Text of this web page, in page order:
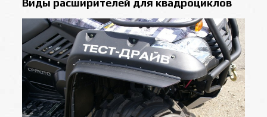
Виды расширителей для квадроциклов